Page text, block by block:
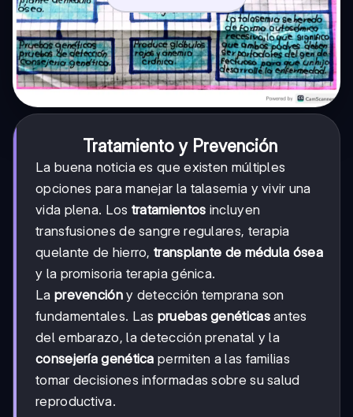
Tratamiento y Prevención
La buena noticia es que existen múltiples
opciones para manejar la talasemia y vivir una
vida plena. Los tratamientos incluyen
transfusiones de sangre regulares, terapia
quelante de hierro,transplante de médula ósea
y la promisoria terapia génica.
La prevencióny detección temprana son
fundamentales. Las pruebas genéticasantes
del embarazo, la detección prenatal y la
consejería genética permiten a las familias
tomar decisiones informadas sobre su salud
reproductiva.